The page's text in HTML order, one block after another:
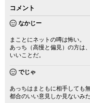
コメント
なかじー
まことにネットの噂は怖い。
あっち（高慢と偏見）の方は
いいことだ。
でじゃ
あっちはまともに相手しても
都合のいい意見しか見ないみた